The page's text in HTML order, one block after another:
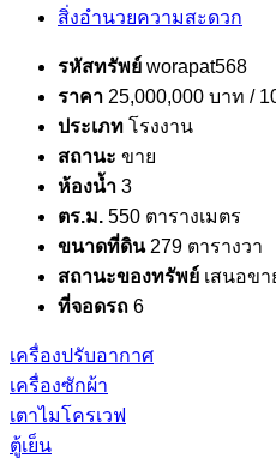
สิ่งอำนวยความสะดวก
รหัสทรัพย์ worapat568
ราคา 25,000,000 บาท /
ประเภท โรงงาน
สถานะ ขาย
ห้องน้ำ 3
ตร.ม. 550 ตารางเมตร
ขนาดที่ดิน 279 ตารางวา
สถานะของทรัพย์ เสนอขา
ที่จอดรถ 6
เครื่องปรับอากาศ
เครื่องซักผ้า
เตาไมโครเวฟ
ตู้เย็น